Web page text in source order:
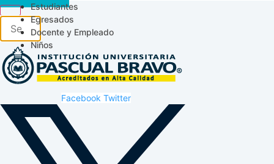
Estudiantes
Egresados
Docente y Empleado
Niños
Facebook Twitter